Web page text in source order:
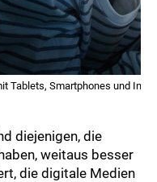
Tablets, Smartphones und
diejenigen, die
weitaus besser
die digitale Medien